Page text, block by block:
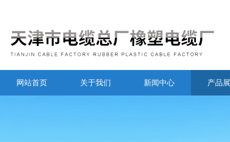
网站首页 关于我们 新闻中心 产品